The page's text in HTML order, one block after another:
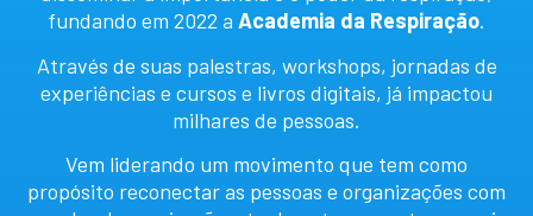
fundando em 2022 a Academia da Respiração.
Através de suas palestras, workshops, jornadas de
experiências e cursos e livros digitais, já impactou
milhares de pessoas.
Vem liderando um movimento que tem como
propósito reconectar as pessoas e organizações com